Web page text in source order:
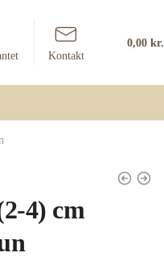
Kontakt
0,00 kr.
4) cm